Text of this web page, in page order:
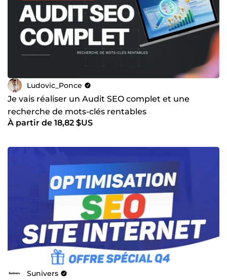
Ludovic_Ponce
Je vais réaliser un Audit SEO complet et une
recherche de mots-clés rentables
À partir de 18,82 $US
Sunivers